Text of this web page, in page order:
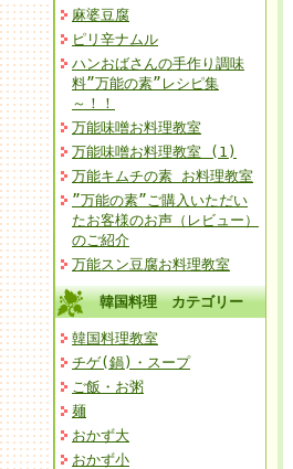
麻婆豆腐
ピリ辛ナムル
ハンおばさんの手作り調味
料”万能の素”レシピ集
～！！
万能味噌お料理教室
万能味噌お料理教室 (1)
万能キムチの素 お料理教室
”万能の素”ご購入いただい
たお客様のお声（レビュー）
のご紹介
万能スン豆腐お料理教室
韓国料理 カテゴリー
韓国料理教室
チゲ(鍋)・スープ
ご飯・お粥
麺
おかず大
おかず小